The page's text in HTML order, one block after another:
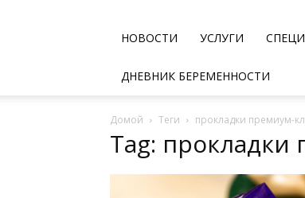
НОВОСТИ УСЛУГИ
ДНЕВНИК БЕРЕМЕННОСТИ
Домой Теги прокладки премиум-
Tag: прокладки